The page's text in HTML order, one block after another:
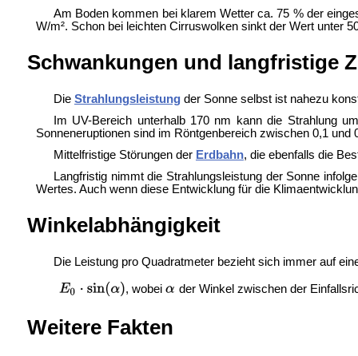
Am Boden kommen bei klarem Wetter ca. 75 % der
W/m². Schon bei leichten Cirruswolken sinkt der Wert unter
Schwankungen und langfristige
Die Strahlungsleistungder Sonne selbst ist nahezu
Im UV-Bereich unterhalb 170 nm kann die Strahlung
Sonneneruptionen sind im Röntgenbereich zwischen 0,1
Mittelfristige Störungen der Erdbahn, die ebenfalls die
Langfristig nimmt die Strahlungsleistung der Sonne
Wertes. Auch wenn diese Entwicklung für die
Winkelabhängigkeit
Die Leistung pro Quadratmeter bezieht sich immer auf
, wobei der Winkel zwischen der
Weitere Fakten